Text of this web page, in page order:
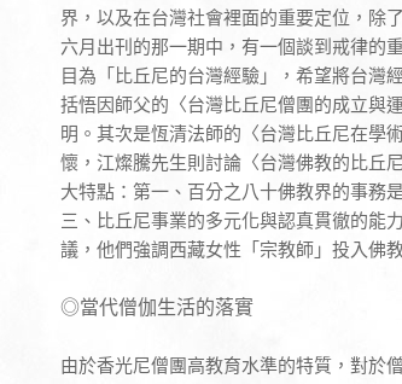
界，以及在台灣社會裡面的重要定位，除
六月出刊的那一期中，有一個談到戒律的
目為「比丘尼的台灣經驗」，希望將台灣
括悟因師父的〈台灣比丘尼僧團的成立與
明。其次是恆清法師的〈台灣比丘尼在學
懷，江燦騰先生則討論〈台灣佛教的比丘
大特點：第一、百分之八十佛教界的事務
三、比丘尼事業的多元化與認真貫徹的能
議，他們強調西藏女性「宗教師」投入佛
◎當代僧伽生活的落實
由於香光尼僧團高教育水準的特質，對於